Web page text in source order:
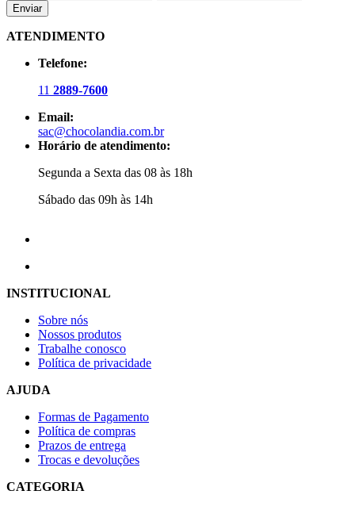
Enviar
ATENDIMENTO
Telefone:
11 2889-7600
Email:
sac@chocolandia.com.br
Horário de atendimento:
Segunda a Sexta das 08 às 18h
Sábado das 09h às 14h
INSTITUCIONAL
Sobre nós
Nossos produtos
Trabalhe conosco
Política de privacidade
AJUDA
Formas de Pagamento
Política de compras
Prazos de entrega
Trocas e devoluções
CATEGORIA